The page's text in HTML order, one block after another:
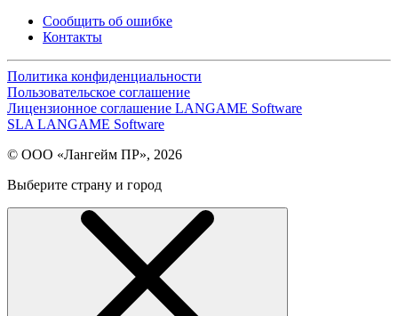
Сообщить об ошибке
Контакты
Политика конфиденциальности
Пользовательское соглашение
Лицензионное соглашение LANGAME Software
SLA LANGAME Software
© ООО «Лангейм ПР», 2026
Выберите страну и город